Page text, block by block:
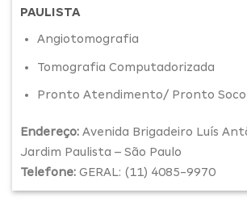
PAULISTA
Angiotomografia
Tomografia Computadorizada
Pronto Atendimento/ Pronto
Endereço: Avenida Brigadeiro Luís
Jardim Paulista – São Paulo
Telefone: GERAL: (11) 4085-9970